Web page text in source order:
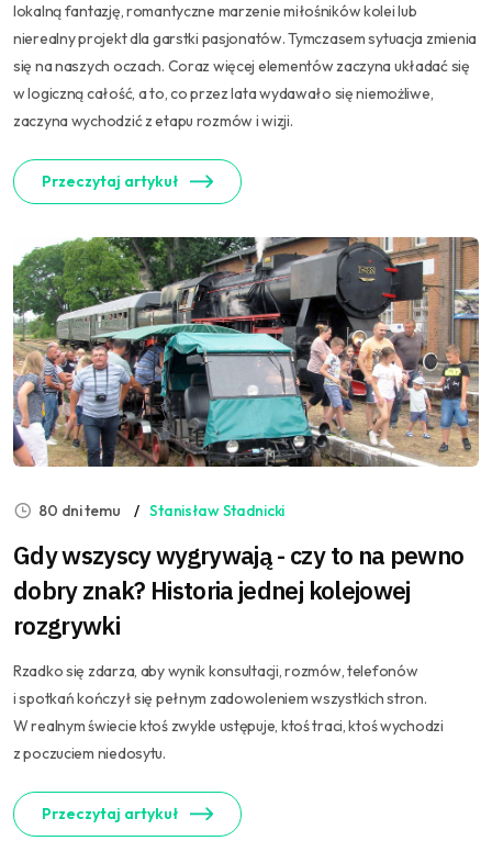
lokalną fantazję, romantyczne marzenie miłośników kolei lub
nierealny projekt dla garstki pasjonatów. Tymczasem sytuacja zmienia
się na naszych oczach. Coraz więcej elementów zaczyna układać się
w logiczną całość, a to, co przez lata wydawało się niemożliwe,
zaczyna wychodzić z etapu rozmów i wizji.
Przeczytaj artykuł
80 dni temu Stanisław Stadnicki
Gdy wszyscy wygrywają - czy to na pewno
dobry znak? Historia jednej kolejowej
rozgrywki
Rzadko się zdarza, aby wynik konsultacji, rozmów, telefonów
i spotkań kończył się pełnym zadowoleniem wszystkich stron.
W realnym świecie ktoś zwykle ustępuje, ktoś traci, ktoś wychodzi
z poczuciem niedosytu.
Przeczytaj artykuł